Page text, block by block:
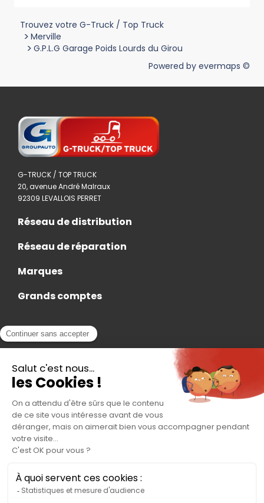
Trouvez votre G-Truck / Top Truck
> Merville
> G.P.L.G Garage Poids Lourds du Girou
Powered by evermaps ©
G-TRUCK / TOP TRUCK
20, avenue André Malraux
92309 LEVALLOIS PERRET
Réseau de distribution
Réseau de réparation
Marques
Grands comptes
Actualités
Contact
Accès Adhérent